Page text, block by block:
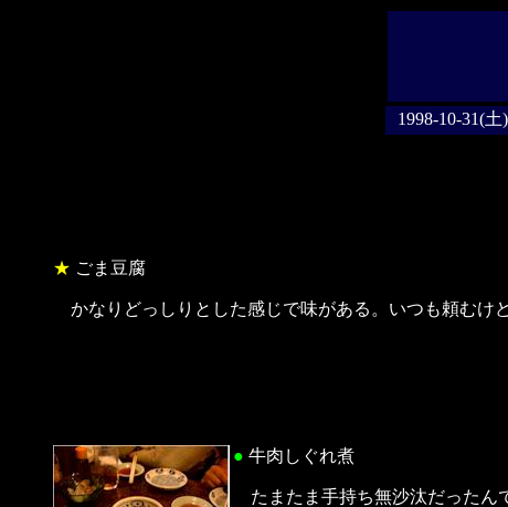
1998-10-31(土)
★ ごま豆腐
かなりどっしりとした感じで味がある。いつも頼むけ
● 牛肉しぐれ煮
たまたま手持ち無沙汰だったん